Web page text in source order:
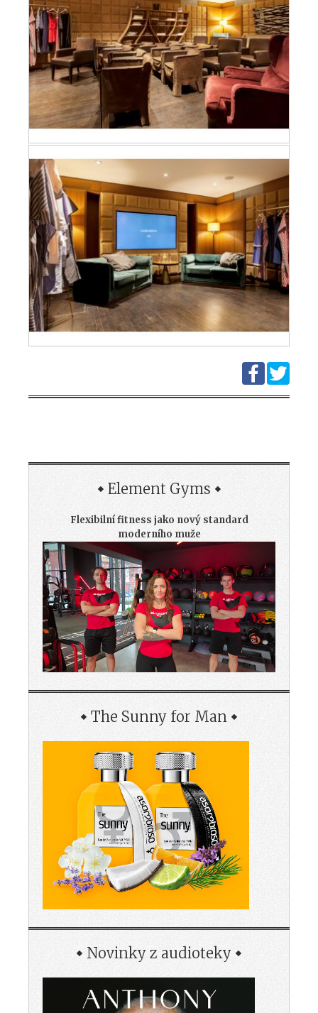
Element Gyms
Flexibilní fitness jako nový standard
moderního muže
The Sunny for Man
Novinky z audioteky